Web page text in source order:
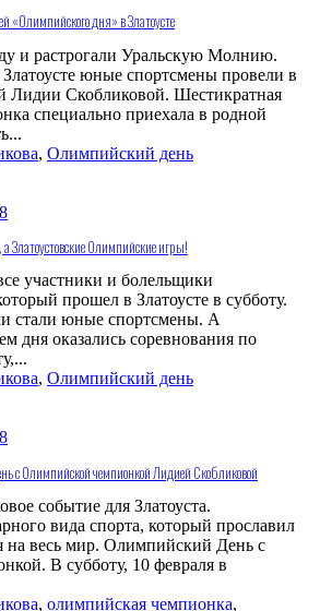
«Олимпийского дня» в Златоусте
и растрогали Уральскую Молнию.
юные спортсмены провели в
Лидии Скобликовой. Шестикратная
специально приехала в родной
, Олимпийский день
Златоустовские Олимпийские игры!
участники и болельщики
прошел в Златоусте в субботу.
стали юные спортсмены. А
дня оказались соревнования по
, Олимпийский день
с Олимпийской чемпионкой Лидией Скобликовой
событие для Златоуста.
вида спорта, который прославил
на весь мир. Олимпийский День с
В субботу, 10 февраля в
, олимпийская чемпионка,